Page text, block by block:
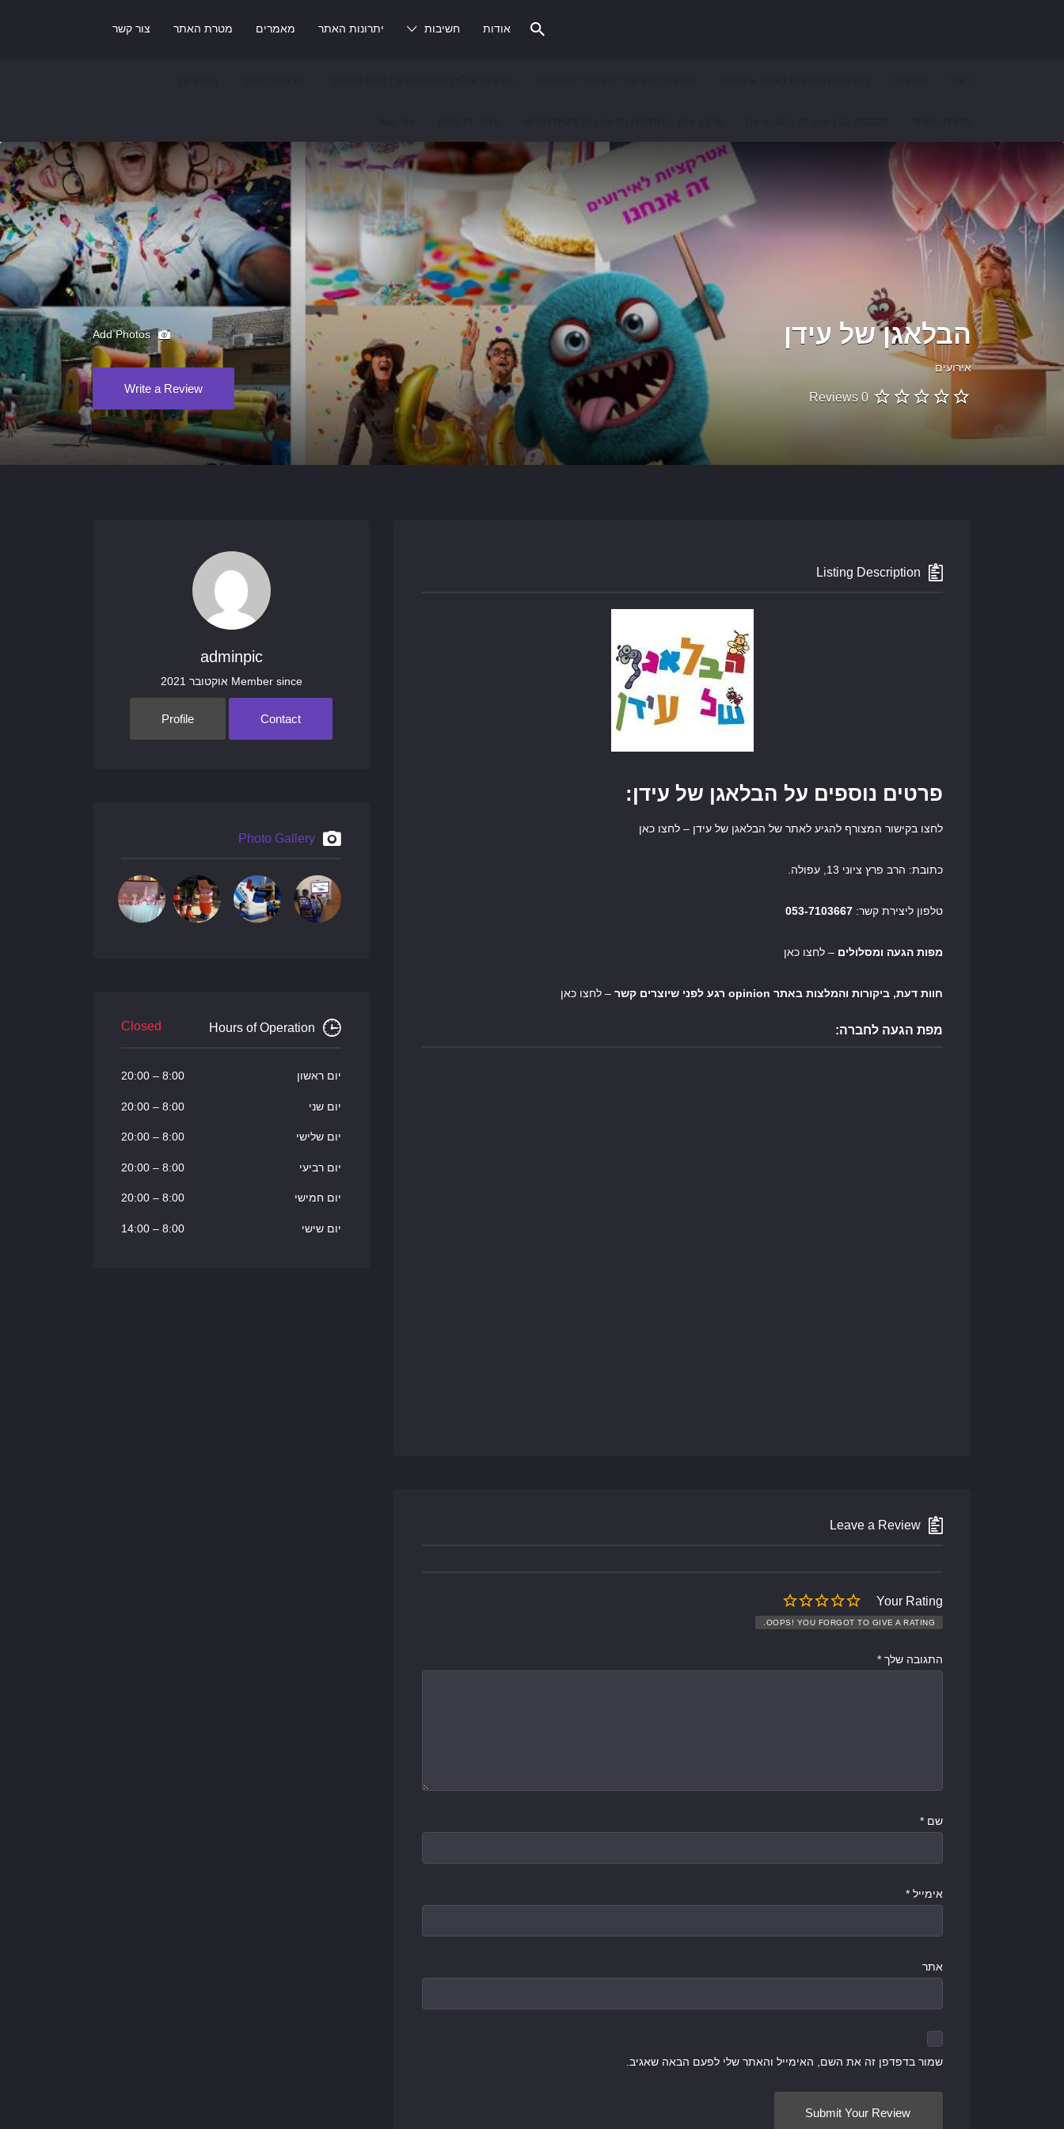
אודות חשיבות יתרונות האתר מאמרים מטרת האתר צור קשר
הבלאגן של עידן
אירועים
0 Reviews
Add Photos
Write a Review
Listing Description
פרטים נוספים על הבלאגן של עידן:
לחצו בקישור המצורף להגיע לאתר של הבלאגן של עידן – לחצו כאן
כתובת: הרב פרץ ציוני 13, עפולה.
טלפון ליצירת קשר: 053-7103667
מפות הגעה ומסלולים – לחצו כאן
חוות דעת, ביקורות והמלצות באתר opinion רגע לפני שיוצרים קשר – לחצו כאן
מפת הגעה לחברה:
Leave a Review
Your Rating
OOPS! YOU FORGOT TO GIVE A RATING.
התגובה שלך *
שם *
אימייל *
אתר
שמור בדפדפן זה את השם, האימייל והאתר שלי לפעם הבאה שאגיב.
adminpic
Member since אוקטובר 2021
Contact
Profile
Photo Gallery
Hours of Operation
Closed
יום ראשון 8:00
–
20:00
יום שני 8:00
–
20:00
יום שלישי 8:00
–
20:00
יום רביעי 8:00
–
20:00
יום חמישי 8:00
–
20:00
יום שישי 8:00
–
14:00